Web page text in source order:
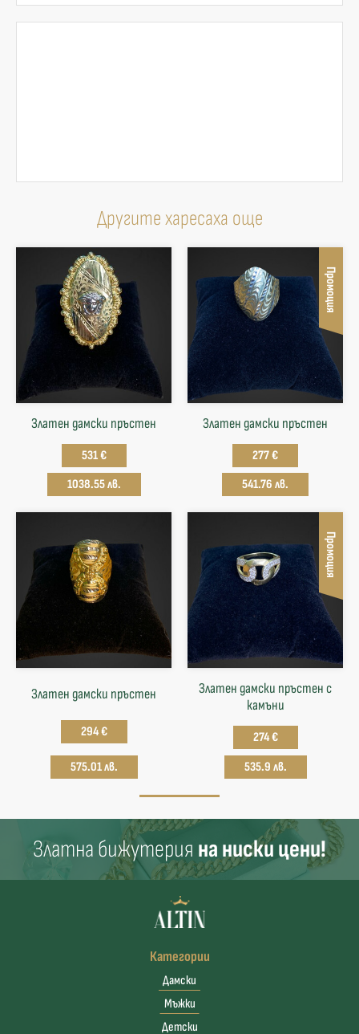
Другите харесаха още
Златен дамски пръстен
531 €
1038.55 лв.
Промоция
Златен дамски пръстен
277 €
541.76 лв.
Златен дамски пръстен
294 €
575.01 лв.
Промоция
Златен дамски пръстен с
камъни
274 €
535.9 лв.
Златна бижутерия на ниски цени!
Категории
Дамски
Мъжки
Детски